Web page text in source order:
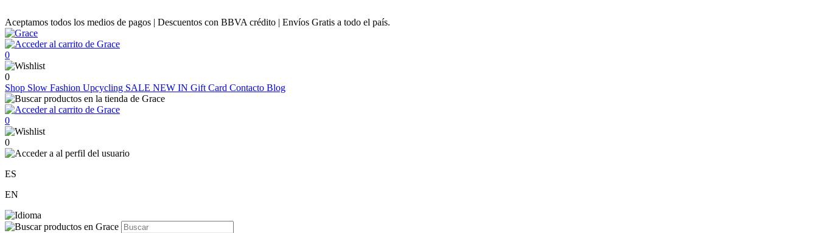
Aceptamos todos los medios de pagos | Descuentos con BBVA crédito | Envíos Gratis a todo el país.
0
0
Shop Slow Fashion Upcycling SALE NEW IN Gift Card Contacto Blog
0
0
ES
EN